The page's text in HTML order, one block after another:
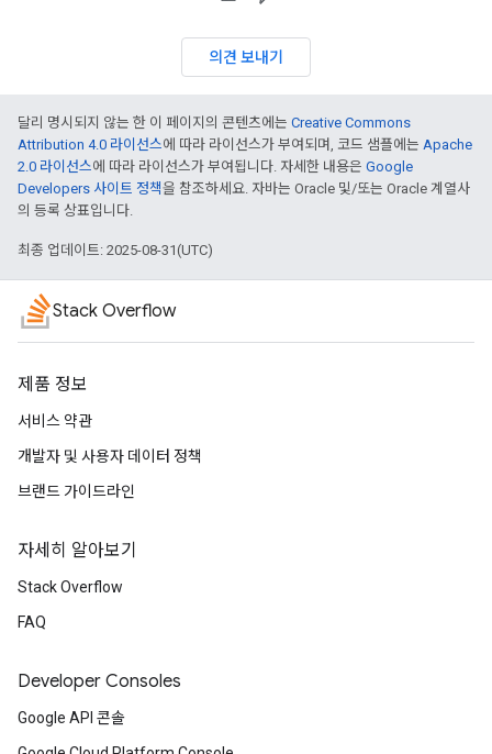
의견 보내기
달리 명시되지 않는 한 이 페이지의 콘텐츠에는 Creative Commons
Attribution 4.0 라이선스에 따라 라이선스가 부여되며, 코드 샘플에는 Apache
2.0 라이선스에 따라 라이선스가 부여됩니다. 자세한 내용은 Google
Developers 사이트 정책을 참조하세요. 자바는 Oracle 및/또는 Oracle 계열사
의 등록 상표입니다.
최종 업데이트: 2025-08-31(UTC)
Stack Overflow
제품 정보
서비스 약관
개발자 및 사용자 데이터 정책
브랜드 가이드라인
자세히 알아보기
Stack Overflow
FAQ
Developer Consoles
Google API 콘솔